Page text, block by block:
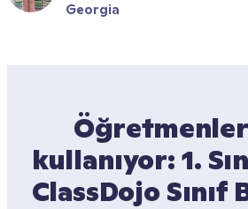
Georgia
Öğretmenler
kullanıyor: 1.
ClassDojo